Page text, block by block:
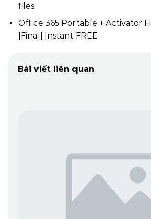
files
Office 365 Portable + Activator
[Final] Instant FREE
Bài viết liên quan